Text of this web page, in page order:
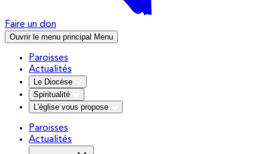
Faire un don
Ouvrir le menu principal Menu
Paroisses
Actualités
Le Diocèse
Spiritualité
L'église vous propose
Paroisses
Actualités